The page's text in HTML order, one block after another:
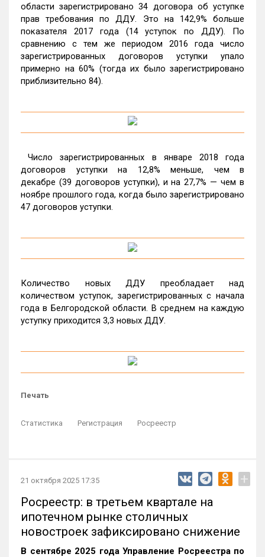
области зарегистрировано 34 договора об уступке
прав требования по ДДУ. Это на 142,9% больше
показателя 2017 года (14 уступок по ДДУ). По
сравнению с тем же периодом 2016 года число
зарегистрированных договоров уступки упало
примерно на 60% (тогда их было зарегистрировано
приблизительно 84).
Число зарегистрированных в январе 2018 года
договоров уступки на 12,8% меньше, чем в
декабре (39 договоров уступки), и на 27,7% — чем в
ноябре прошлого года, когда было зарегистрировано
47 договоров уступки.
Количество новых ДДУ преобладает над
количеством уступок, зарегистрированных с начала
года в Белгородской области. В среднем на каждую
уступку приходится 3,3 новых ДДУ.
Печать
Статистика Регистрация Росреестр
21 октября 2025 17:35 +
Росреестр: в третьем квартале на
ипотечном рынке столичных
новостроек зафиксировано снижение
В сентябре 2025 года Управление Росреестра по